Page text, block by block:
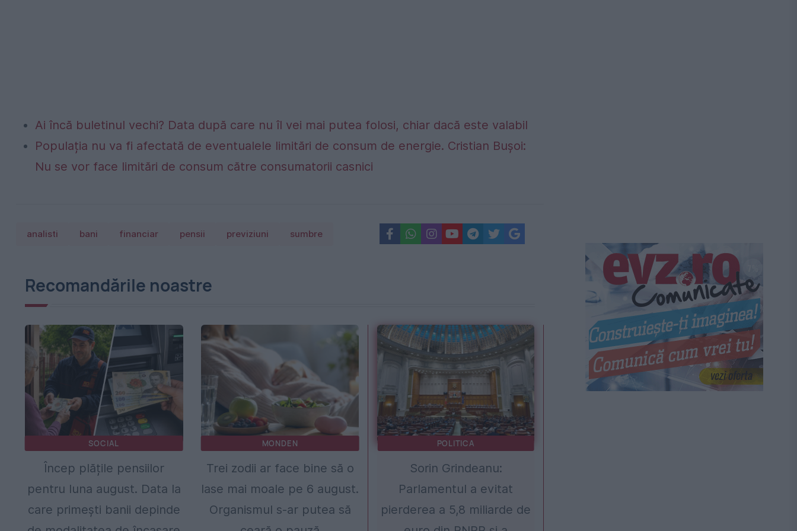
Ai încă buletinul vechi? Data după care nu îl vei mai putea folosi, chiar dacă este valabil
Populația nu va fi afectată de eventualele limitări de consum de energie. Cristian Bușoi:
Nu se vor face limitări de consum către consumatorii casnici
analisti bani financiar pensii previziuni sumbre
Recomandările noastre
SOCIAL
Încep plățile pensiilor
pentru luna august. Data la
care primești banii depinde
MONDEN
Trei zodii ar face bine să o
lase mai moale pe 6 august.
Organismul s-ar putea să
POLITICA
Sorin Grindeanu:
Parlamentul a evitat
pierderea a 5,8 miliarde de